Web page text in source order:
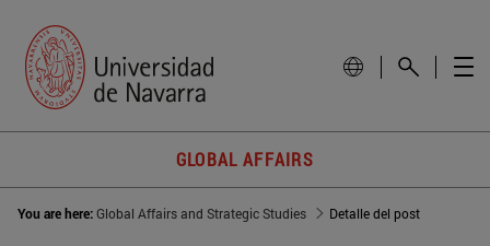
GLOBAL AFFAIRS
You are here:Global Affairs and Strategic Studies Detalle del post